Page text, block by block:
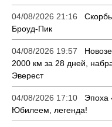
04/08/2026 21:16
Броуд-Пик
04/08/2026 19:57
2000 км за 28 дней,
Эверест
04/08/2026 17:10
Эпоха
Юбилеем, легенда!